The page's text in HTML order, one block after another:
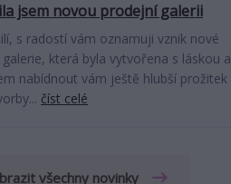
jsem novou prodejní galerii
s radostí vám oznamuji vznik nové
která byla vytvořena s láskou a
nabídnout vám ještě hlubší prožitek
číst celé
všechny novinky